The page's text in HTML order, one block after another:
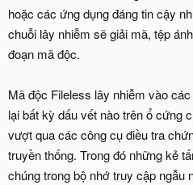
hoặc các ứng dụng đáng tin cậy
chuỗi lây nhiễm sẽ giải mã, tệp
đoạn mã độc.
Mã độc Fileless lây nhiễm vào
lại bất kỳ dấu vết nào trên ổ cứng
vượt qua các công cụ điều tra
truyền thống. Trong đó những kẻ
chúng trong bộ nhớ truy cập ngẫu